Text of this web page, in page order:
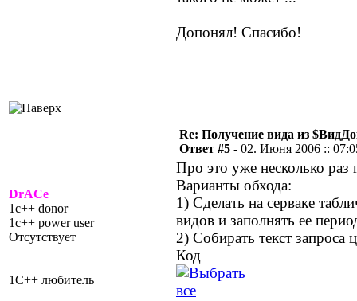
Допонял! Спасибо!
DrACe
1c++ donor
1c++ power user
Отсутствует
1С++ любитель
Re: Получение вида из
Ответ #5 - 02. Июня 2006 ::
Про это уже несколько
Варианты обхода:
1) Сделать на серваке
видов и заполнять ее
2) Собирать текст запроса
Код